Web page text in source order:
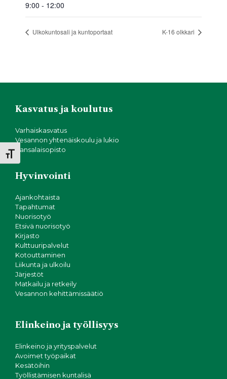
Toggle Font size
9:00 - 12:00
Ulkokuntosali ja kuntoportaat K-16 olkkari
Kasvatus ja koulutus
Varhaiskasvatus
Vesannon yhtenäiskoulu ja lukio
Kansalaisopisto
Hyvinvointi
Ajankohtaista
Tapahtumat
Nuorisotyö
Etsivä nuorisotyö
Kirjasto
Kulttuuripalvelut
Kotouttaminen
Liikunta ja ulkoilu
Järjestöt
Matkailu ja retkeily
Vesannon kehittämissäätiö
Elinkeino ja työllisyys
Elinkeino ja yrityspalvelut
Avoimet työpaikat
Kesätöihin
Työllistämisen kuntalisä